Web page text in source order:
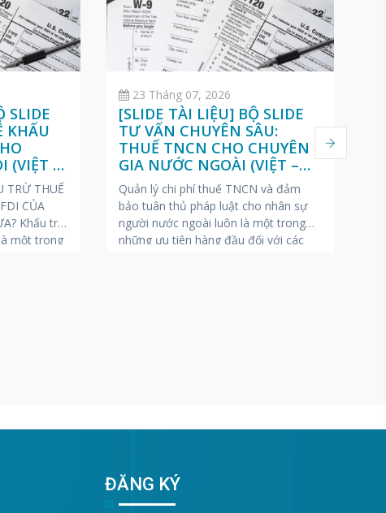
SLIDE
KHẤU
(VIỆT –
TRỪ THUẾ
CỦA
Khấu trừ
một trong
23 Tháng 07, 2026
[SLIDE TÀI LIỆU] BỘ SLIDE
TƯ VẤN CHUYÊN SÂU:
THUẾ TNCN CHO CHUYÊN
GIA NƯỚC NGOÀI (VIỆT –
ANH – NHẬT)
Quản lý chi phí thuế TNCN và đảm
bảo tuân thủ pháp luật cho nhân sự
người nước ngoài luôn là một trong
những ưu tiên hàng đầu đối với các
ĐĂNG KÝ